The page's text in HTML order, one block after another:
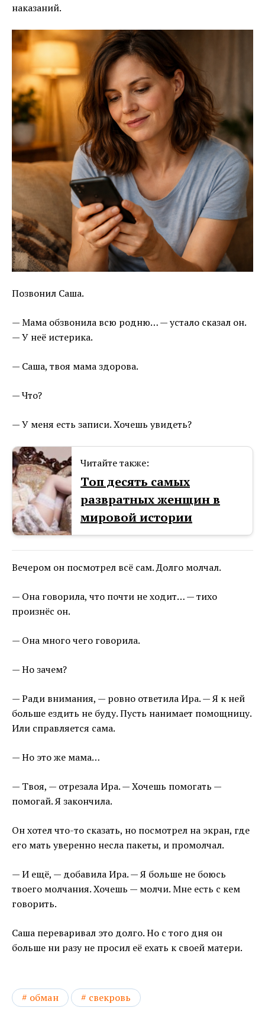
наказаний.
Позвонил Саша.
— Мама обзвонила всю родню… — устало сказал он.
— У неё истерика.
— Саша, твоя мама здорова.
— Что?
— У меня есть записи. Хочешь увидеть?
Читайте также:
Топ десять самых
развратных женщин в
мировой истории
Вечером он посмотрел всё сам. Долго молчал.
— Она говорила, что почти не ходит… — тихо
произнёс он.
— Она много чего говорила.
— Но зачем?
— Ради внимания, — ровно ответила Ира. — Я к ней
больше ездить не буду. Пусть нанимает помощницу.
Или справляется сама.
— Но это же мама…
— Твоя, — отрезала Ира. — Хочешь помогать —
помогай. Я закончила.
Он хотел что-то сказать, но посмотрел на экран, где
его мать уверенно несла пакеты, и промолчал.
— И ещё, — добавила Ира. — Я больше не боюсь
твоего молчания. Хочешь — молчи. Мне есть с кем
говорить.
Саша переваривал это долго. Но с того дня он
больше ни разу не просил её ехать к своей матери.
обман свекровь